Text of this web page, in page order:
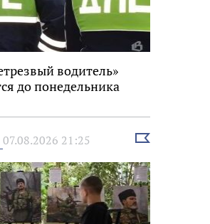
водитель»
до понедельника
07.08.2026 21:25
Выбрать